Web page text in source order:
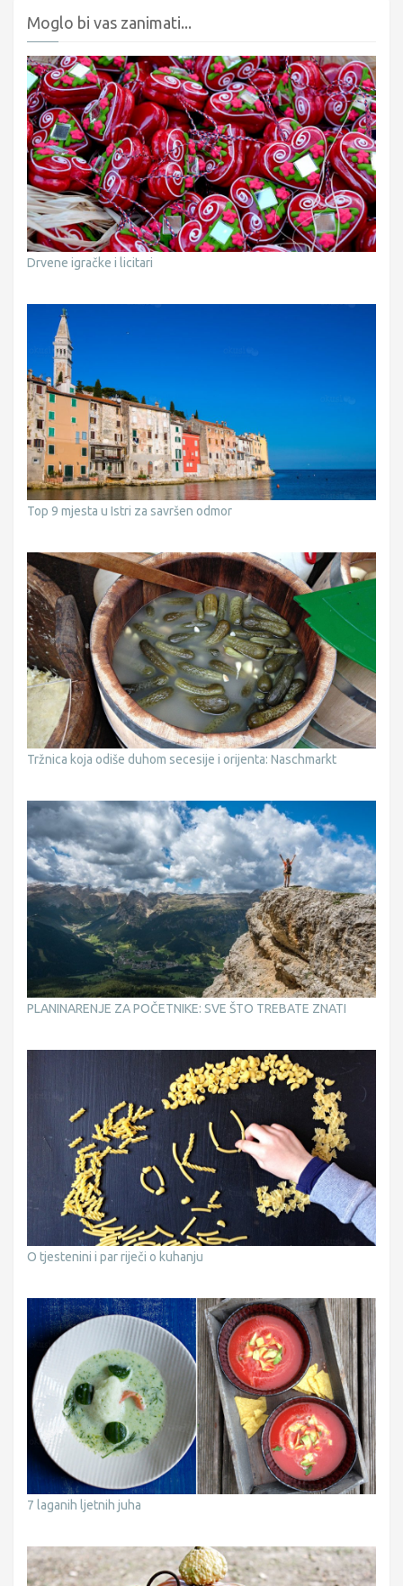
Moglo bi vas zanimati...
Drvene igračke i licitari
Top 9 mjesta u Istri za savršen odmor
Tržnica koja odiše duhom secesije i orijenta: Naschmarkt
PLANINARENJE ZA POČETNIKE: SVE ŠTO TREBATE ZNATI
O tjestenini i par riječi o kuhanju
7 laganih ljetnih juha